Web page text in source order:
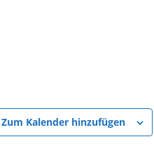
Zum Kalender hinzufügen